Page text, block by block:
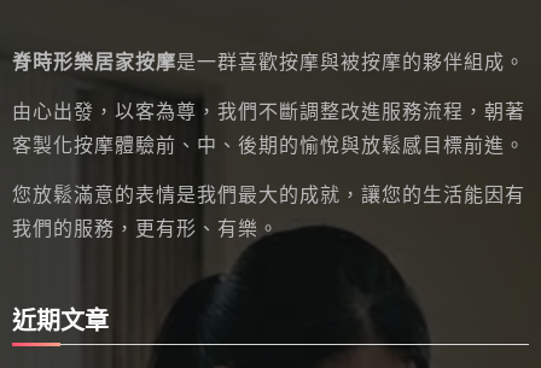
脊時形樂居家按摩是一群喜歡按摩與被按摩的夥伴組成。
由心出發，以客為尊，我們不斷調整改進服務流程，朝著
客製化按摩體驗前、中、後期的愉悅與放鬆感目標前進。
您放鬆滿意的表情是我們最大的成就，讓您的生活能因有
我們的服務，更有形、有樂。
近期文章